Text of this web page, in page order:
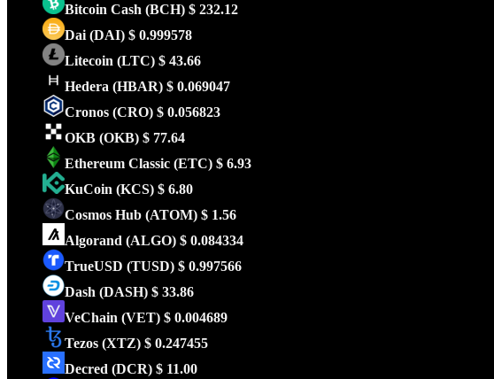
Bitcoin Cash (BCH) $ 232.12
Dai (DAI) $ 0.999578
Litecoin (LTC) $ 43.66
Hedera (HBAR) $ 0.069047
Cronos (CRO) $ 0.056823
OKB (OKB) $ 77.64
Ethereum Classic (ETC) $ 6.93
KuCoin (KCS) $ 6.80
Cosmos Hub (ATOM) $ 1.56
Algorand (ALGO) $ 0.084334
TrueUSD (TUSD) $ 0.997566
Dash (DASH) $ 33.86
VeChain (VET) $ 0.004689
Tezos (XTZ) $ 0.247455
Decred (DCR) $ 11.00